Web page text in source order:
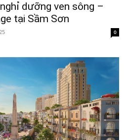
dưỡng ven sông –
tại Sầm Sơn
0